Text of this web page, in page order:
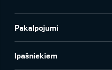
Pakalpojumi
Īpašniekiem